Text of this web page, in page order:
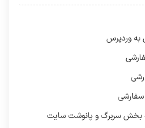
به وردپرس
بخش سربرگ و پانوشت سایت